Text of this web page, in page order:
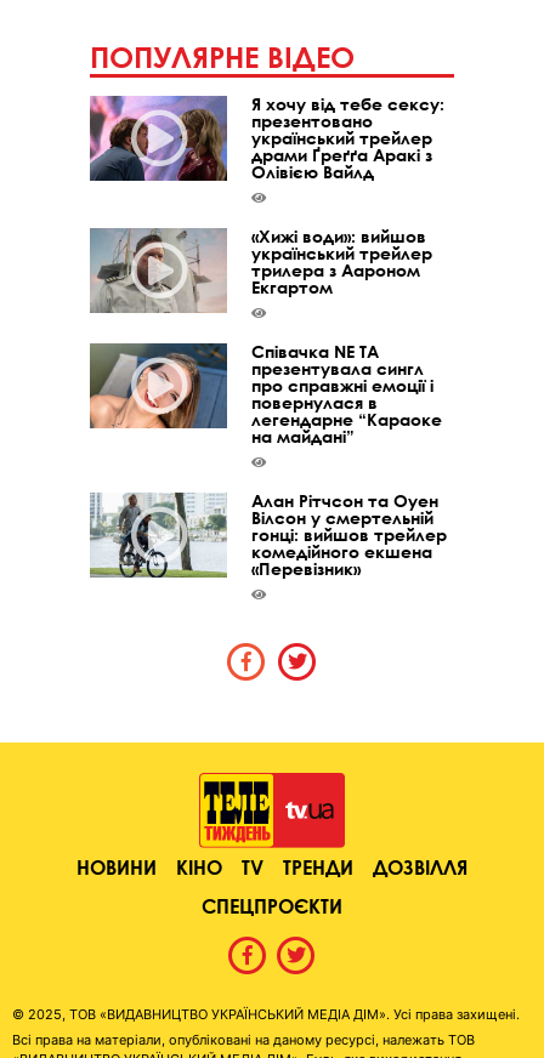
ПОПУЛЯРНЕ ВІДЕО
Я хочу від тебе сексу:
презентовано
український трейлер
драми Ґреґґа Аракі з
Олівією Вайлд
«Хижі води»: вийшов
український трейлер
трилера з Аароном
Екгартом
Співачка NE TA
презентувала сингл
про справжні емоції і
повернулася в
легендарне “Караоке
на майдані”
Алан Рітчсон та Оуен
Вілсон у смертельній
гонці: вийшов трейлер
комедійного екшена
«Перевізник»
НОВИНИ КІНО TV ТРЕНДИ
ДОЗВІЛЛЯ
СПЕЦПРОЄКТИ
© 2025, ТОВ «ВИДАВНИЦТВО УКРАЇНСЬКИЙ МЕДІА ДІМ». Усі права захищені.
Всі права на матеріали, опубліковані на даному ресурсі, належать ТОВ